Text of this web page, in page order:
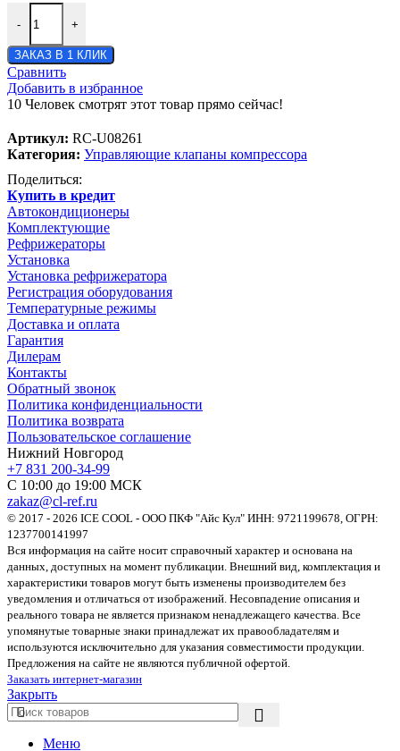
- +
ЗАКАЗ В 1 КЛИК
Сравнить
Добавить в избранное
10 Человек смотрят этот товар прямо сейчас!
Артикул: RC-U08261
Категория: Управляющие клапаны компрессора
Поделиться:
Купить в кредит
Автокондиционеры
Комплектующие
Рефрижераторы
Установка
Установка рефрижератора
Регистрация оборудования
Температурные режимы
Доставка и оплата
Гарантия
Дилерам
Контакты
Обратный звонок
Политика конфиденциальности
Политика возврата
Пользовательское соглашение
Нижний Новгород
+7 831 200-34-99
С 10:00 до 19:00 МСК
zakaz@cl-ref.ru
© 2017 - 2026 ICE COOL - ООО ПКФ "Айс Кул" ИНН: 9721199678, ОГРН:
1237700141997
Вся информация на сайте носит справочный характер и основана на
данных, доступных на момент публикации. Внешний вид, комплектация и
характеристики товаров могут быть изменены производителем без
уведомления и отличаться от изображений. Несовпадение описания и
реального товара не является признаком ненадлежащего качества. Все
упомянутые товарные знаки принадлежат их правообладателям и
используются исключительно для указания совместимости продукции.
Предложения на сайте не являются публичной офертой.
Заказать интернет-магазин
Закрыть
Меню